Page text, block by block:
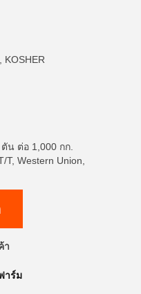
KOSHER
น ต่อ 1,000 กก.
T, Western Union,
า
าร์ม